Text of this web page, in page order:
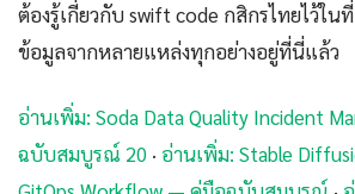
ต้องรู้เกี่ยวกับ swift code กสิกรไทยไว้ใน
ข้อมูลจากหลายแหล่งทุกอย่างอยู่ที่นี่แล้ว
อ่านเพิ่ม: Soda Data Quality Incident
ฉบับสมบูรณ์ 20 · อ่านเพิ่ม: Stable